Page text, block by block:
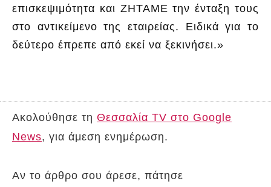
επισκεψιμότητα και ΖΗΤΑΜΕ την ένταξη τους
στο αντικείμενο της εταιρείας. Ειδικά για το
δεύτερο έπρεπε από εκεί να ξεκινήσει.»
Ακολούθησε τη Θεσσαλία TV στο Google
News, για άμεση ενημέρωση.
Αν το άρθρο σου άρεσε, πάτησε